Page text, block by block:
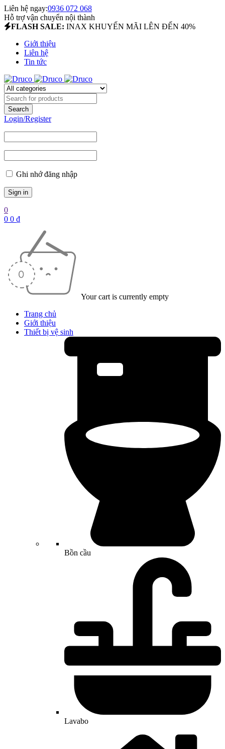
Liên hệ ngay:0936 072 068
Hỗ trợ vận chuyển nội thành
FLASH SALE: INAX KHUYẾN MÃI LÊN ĐẾN 40%
Giới thiệu
Liên hệ
Tin tức
Login/Register
Ghi nhớ đăng nhập
0
0 0 ₫
Your cart is currently empty
Trang chủ
Giới thiệu
Thiết bị vệ sinh
Bồn cầu
Lavabo